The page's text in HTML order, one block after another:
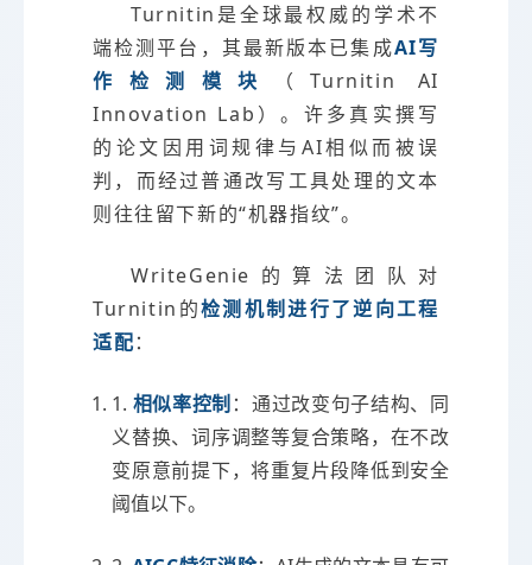
Turnitin是全球最权威的学术不
端检测平台，其最新版本已集成AI写
作检测模块
（Turnitin AI
Innovation Lab）。许多真实撰写
的论文因用词规律与AI相似而被误
判，而经过普通改写工具处理的文本
则往往留下新的“机器指纹”。
WriteGenie的算法团队对
Turnitin的检测机制进行了逆向工程
适配：
1. 相似率控制 ：通过改变句子结构、同
义替换、词序调整等复合策略，在不改
变原意前提下，将重复片段降低到安全
阈值以下。